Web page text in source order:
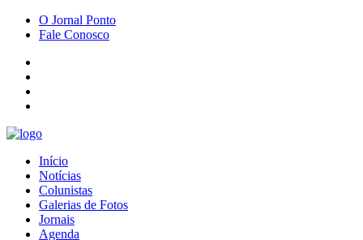
O Jornal Ponto
Fale Conosco
Início
Notícias
Colunistas
Galerias de Fotos
Jornais
Agenda